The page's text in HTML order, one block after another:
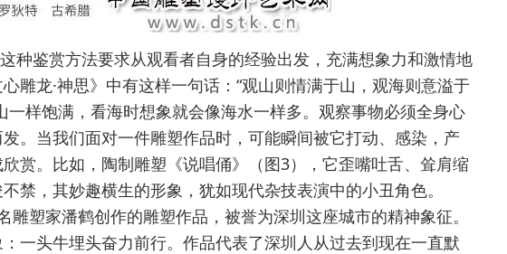
种鉴赏方法要求从观看者自身的经验出发，充满想象力和激情地
雕龙·神思》中有这样一句话：“观山则情满于山，观海则意溢于
一样饱满，看海时想象就会像海水一样多。观察事物必须全身心
。当我们面对一件雕塑作品时，可能瞬间被它打动、感染，产
赏。比如，陶制雕塑《说唱俑》（图3），它歪嘴吐舌、耸肩缩
禁，其妙趣横生的形象，犹如现代杂技表演中的小丑角色。
雕塑家潘鹤创作的雕塑作品，被誉为深圳这座城市的精神象征。
一头牛埋头奋力前行。作品代表了深圳人从过去到现在一直默